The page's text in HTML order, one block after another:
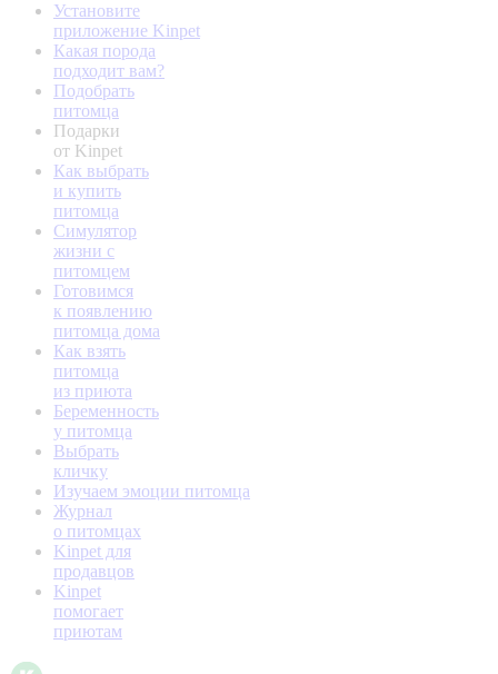
Установите
приложение Kinpet
Какая порода
подходит вам?
Подобрать
питомца
Подарки
от Kinpet
Как выбрать
и купить
питомца
Симулятор
жизни с
питомцем
Готовимся
к появлению
питомца дома
Как взять
питомца
из приюта
Беременность
у питомца
Выбрать
кличку
Изучаем эмоции питомца
Журнал
о питомцах
Kinpet для
продавцов
Kinpet
помогает
приютам